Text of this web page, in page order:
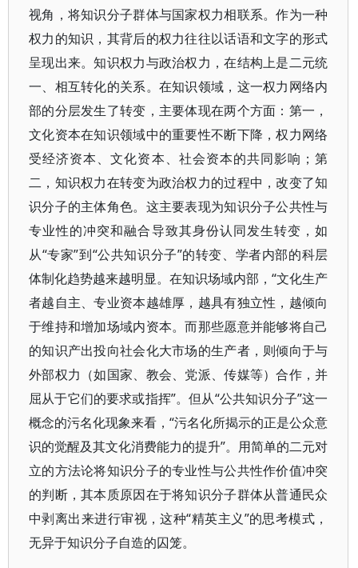
视角，将知识分子群体与国家权力相联系。作为一种
权力的知识，其背后的权力往往以话语和文字的形式
呈现出来。知识权力与政治权力，在结构上是二元统
一、相互转化的关系。在知识领域，这一权力网络内
部的分层发生了转变，主要体现在两个方面：第一，
文化资本在知识领域中的重要性不断下降，权力网络
受经济资本、文化资本、社会资本的共同影响；第
二，知识权力在转变为政治权力的过程中，改变了知
识分子的主体角色。这主要表现为知识分子公共性与
专业性的冲突和融合导致其身份认同发生转变，如
从“专家”到“公共知识分子”的转变、学者内部的科层
体制化趋势越来越明显。在知识场域内部，“文化生产
者越自主、专业资本越雄厚，越具有独立性，越倾向
于维持和增加场域内资本。而那些愿意并能够将自己
的知识产出投向社会化大市场的生产者，则倾向于与
外部权力（如国家、教会、党派、传媒等）合作，并
屈从于它们的要求或指挥”。但从“公共知识分子”这一
概念的污名化现象来看，“污名化所揭示的正是公众意
识的觉醒及其文化消费能力的提升”。用简单的二元对
立的方法论将知识分子的专业性与公共性作价值冲突
的判断，其本质原因在于将知识分子群体从普通民众
中剥离出来进行审视，这种“精英主义”的思考模式，
无异于知识分子自造的囚笼。